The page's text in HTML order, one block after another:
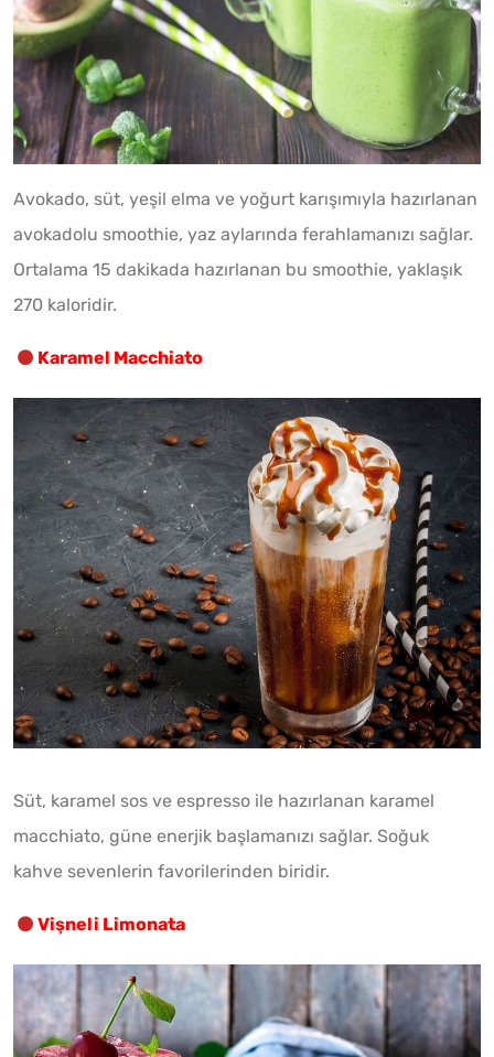
Avokado, süt, yeşil elma ve yoğurt karışımıyla hazırlanan
avokadolu smoothie, yaz aylarında ferahlamanızı sağlar.
Ortalama 15 dakikada hazırlanan bu smoothie, yaklaşık
270 kaloridir.
Karamel Macchiato
Süt, karamel sos ve espresso ile hazırlanan karamel
macchiato, güne enerjik başlamanızı sağlar. Soğuk
kahve sevenlerin favorilerinden biridir.
Vişneli Limonata